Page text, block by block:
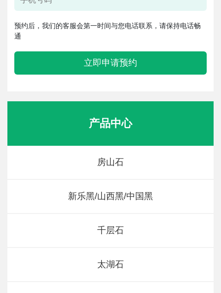
预约后，我们的客服会第一时间与您电话联系，请保持电话畅
通
立即申请预约
产品中心
房山石
新乐黑/山西黑/中国黑
千层石
太湖石